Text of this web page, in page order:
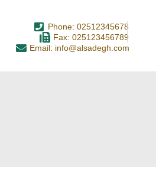
Phone: 02512345678
Fax: 025123456789
Email: info@alsadegh.com